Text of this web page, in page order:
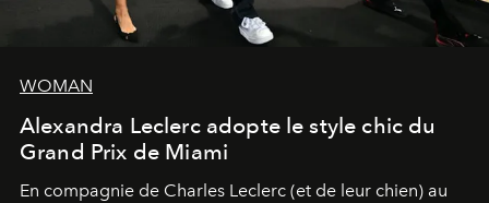
WOMAN
Alexandra Leclerc adopte le style chic du
Grand Prix de Miami
En compagnie de Charles Leclerc (et de leur chien) au